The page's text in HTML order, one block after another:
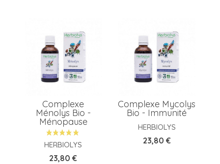
Complexe
Ménolys Bio -
Ménopause
HERBIOLYS
Prix
23,80 €
Complexe Mycolys
Bio - Immunité
HERBIOLYS
Prix
23,80 €